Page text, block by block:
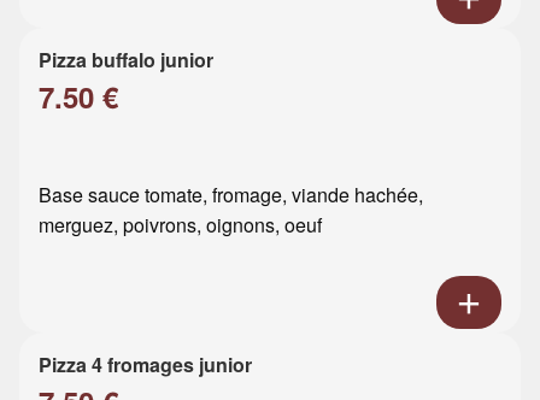
Pizza buffalo junior
7.50 €
Base sauce tomate, fromage, viande hachée,
merguez, poivrons, oignons, oeuf
Pizza 4 fromages junior